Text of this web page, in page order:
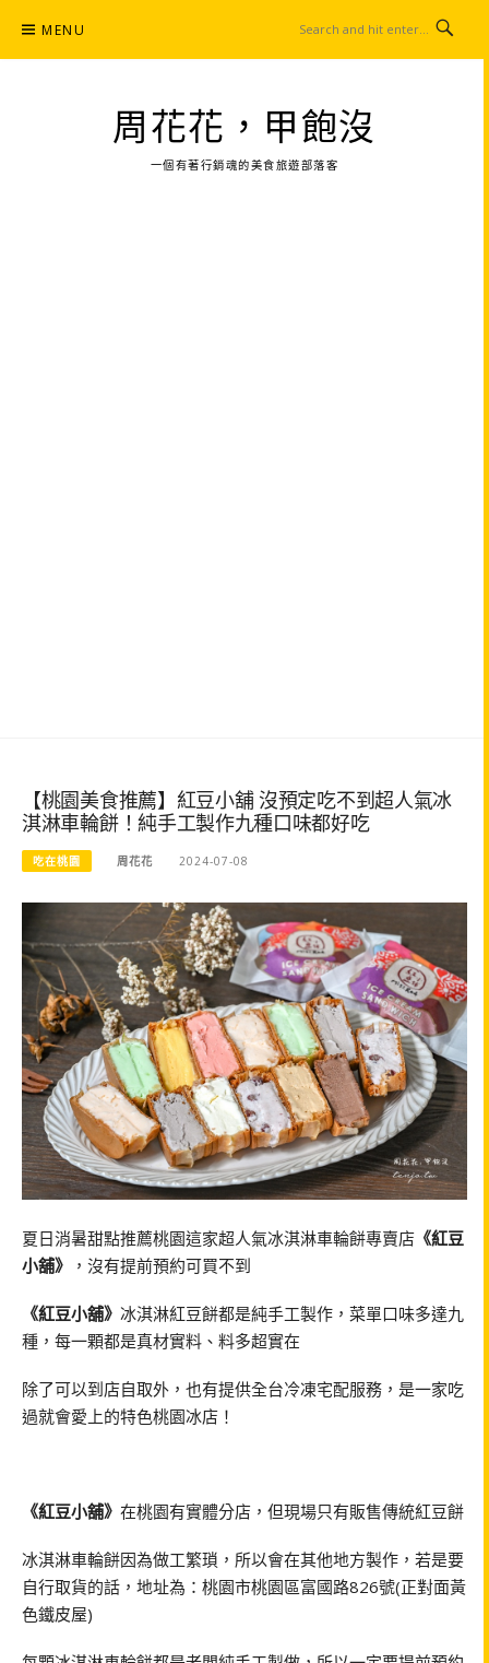
content
MENU
周花花，甲飽沒
一個有著行銷魂的美食旅遊部落客
【桃園美食推薦】紅豆小舖 沒預定吃不到超人氣冰
淇淋車輪餅！純手工製作九種口味都好吃
吃在桃園 周花花 2024-07-08
夏日消暑甜點推薦桃園這家超人氣冰淇淋車輪餅專賣店 《紅豆
小舖》
，沒有提前預約可買不到
《紅豆小舖》 冰淇淋紅豆餅都是純手工製作，菜單口味多達九
種，每一顆都是真材實料、料多超實在
除了可以到店自取外，也有提供全台冷凍宅配服務，是一家吃
過就會愛上的特色桃園冰店！
《紅豆小舖》 在桃園有實體分店，但現場只有販售傳統紅豆餅
冰淇淋車輪餅因為做工繁瑣，所以會在其他地方製作，若是要
自行取貨的話，地址為：桃園市桃園區富國路826號(正對面黃
色鐵皮屋)